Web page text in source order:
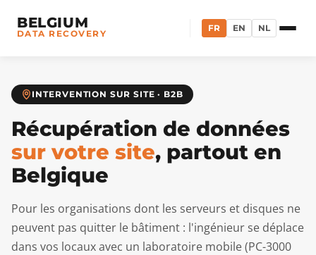
BELGIUM
DATA RECOVERY FR EN NL
INTERVENTION SUR SITE · B2B
Récupération de données
sur votre site, partout en
Belgique
Pour les organisations dont les serveurs et disques ne
peuvent pas quitter le bâtiment : l'ingénieur se déplace
dans vos locaux avec un laboratoire mobile (PC-3000